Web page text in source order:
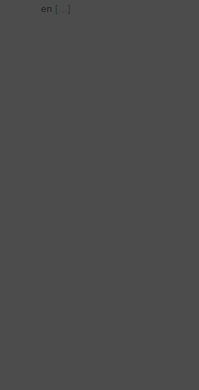
en […]